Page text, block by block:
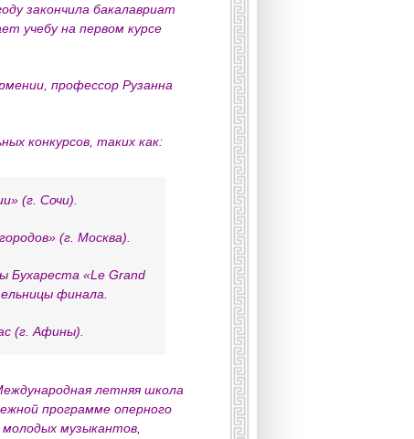
закончила бакалавриат
учебу на первом курсе
профессор Рузанна
конкурсов, таких как:
(г. Сочи).
(г. Москва).
Бухареста «Le Grand
финала.
(г. Афины).
летняя школа
программе оперного
музыкантов,